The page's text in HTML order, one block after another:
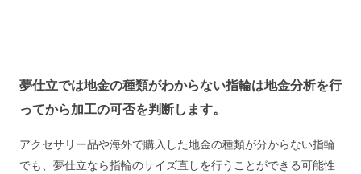
夢仕立では地金の種類がわからない指輪は地金分析を行
ってから加工の可否を判断します。
アクセサリー品や海外で購入した地金の種類が分からない指輪
でも、夢仕立なら指輪のサイズ直しを行うことができる可能性